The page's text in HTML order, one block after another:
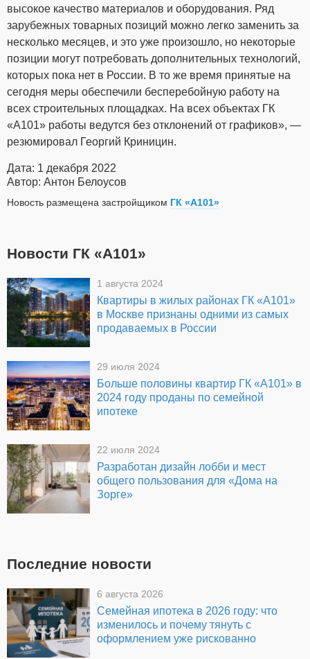
высокое качество материалов и оборудования. Ряд
зарубежных товарных позиций можно легко заменить за
несколько месяцев, и это уже произошло, но некоторые
позиции могут потребовать дополнительных технологий,
которых пока нет в России. В то же время принятые на
сегодня меры обеспечили бесперебойную работу на
всех строительных площадках. На всех объектах ГК
«А101» работы ведутся без отклонений от графиков», —
резюмировал Георгий Криницин.
Дата: 1 декабря 2022
Автор: Антон Белоусов
Новость размещена застройщиком ГК «А101»
Новости ГК «А101»
1 августа 2024
Квартиры в жилых районах ГК «А101»
в Москве признаны одними из самых
продаваемых в России
29 июля 2024
Больше половины квартир ГК «А101» в
2024 году проданы по семейной
ипотеке
22 июля 2024
Разработан дизайн лобби и мест
общего пользования для «Дома на
Зорге»
Последние новости
6 августа 2026
Семейная ипотека в 2026 году: что
изменилось и почему тянуть с
оформлением уже рискованно